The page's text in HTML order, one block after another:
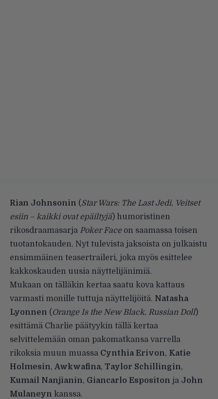
Rian Johnsonin (Star Wars: The Last Jedi, Veitset
esiin – kaikki ovat epäiltyjä) humoristinen
rikosdraamasarja Poker Face on saamassa toisen
tuotantokauden. Nyt tulevista jaksoista on julkaistu
ensimmäinen teasertraileri, joka myös esittelee
kakkoskauden uusia näyttelijänimiä.
Mukaan on tälläkin kertaa saatu kova kattaus
varmasti monille tuttuja näyttelijöitä. Natasha
Lyonnen ( Orange Is the New Black, Russian Doll)
esittämä Charlie päätyykin tällä kertaa
selvittelemään oman pakomatkansa varrella
rikoksia muun muassa Cynthia Erivon, Katie
Holmesin, Awkwafina, Taylor Schillingin,
Kumail Nanjianin, Giancarlo Espositon ja John
Mulaneyn kanssa.